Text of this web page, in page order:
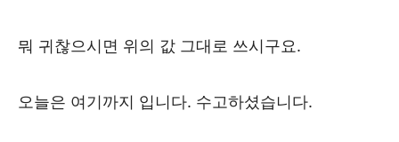
뭐 귀찮으시면 위의 값 그대로 쓰시구요.
오늘은 여기까지 입니다. 수고하셨습니다.